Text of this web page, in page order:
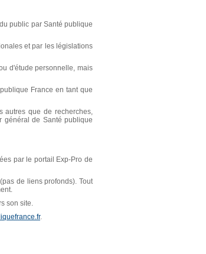
public par Santé publique
et par les législations
d'étude personnelle, mais
France en tant que
autres que de recherches,
général de Santé publique
par le portail Exp-Pro de
de liens profonds). Tout
son site.
.